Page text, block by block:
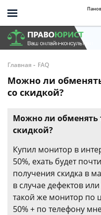
Главная - FAQ
Можно ли
со скидкой?
Можно ли обменять
скидкой?
Купил монитор в
50%, ехать будет
получения скидка в
в случае дефектов
такой же монитор по
50% + по телефону